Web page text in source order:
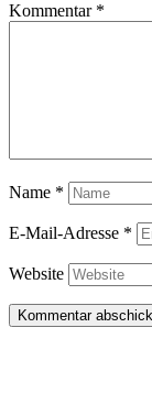
Kommentar *
Name *
E-Mail-Adresse *
Website